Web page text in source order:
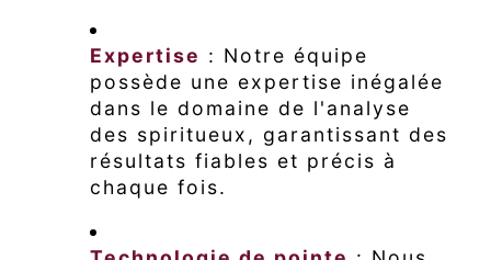
Expertise : Notre équipe
possède une expertise inégalée
dans le domaine de l'analyse
des spiritueux, garantissant des
résultats fiables et précis à
chaque fois.